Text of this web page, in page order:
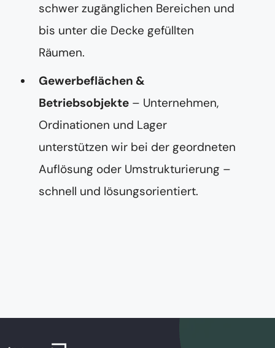
schwer zugänglichen Bereichen und
bis unter die Decke gefüllten
Räumen.
Gewerbeflächen &
Betriebsobjekte – Unternehmen,
Ordinationen und Lager
unterstützen wir bei der geordneten
Auflösung oder Umstrukturierung –
schnell und lösungsorientiert.